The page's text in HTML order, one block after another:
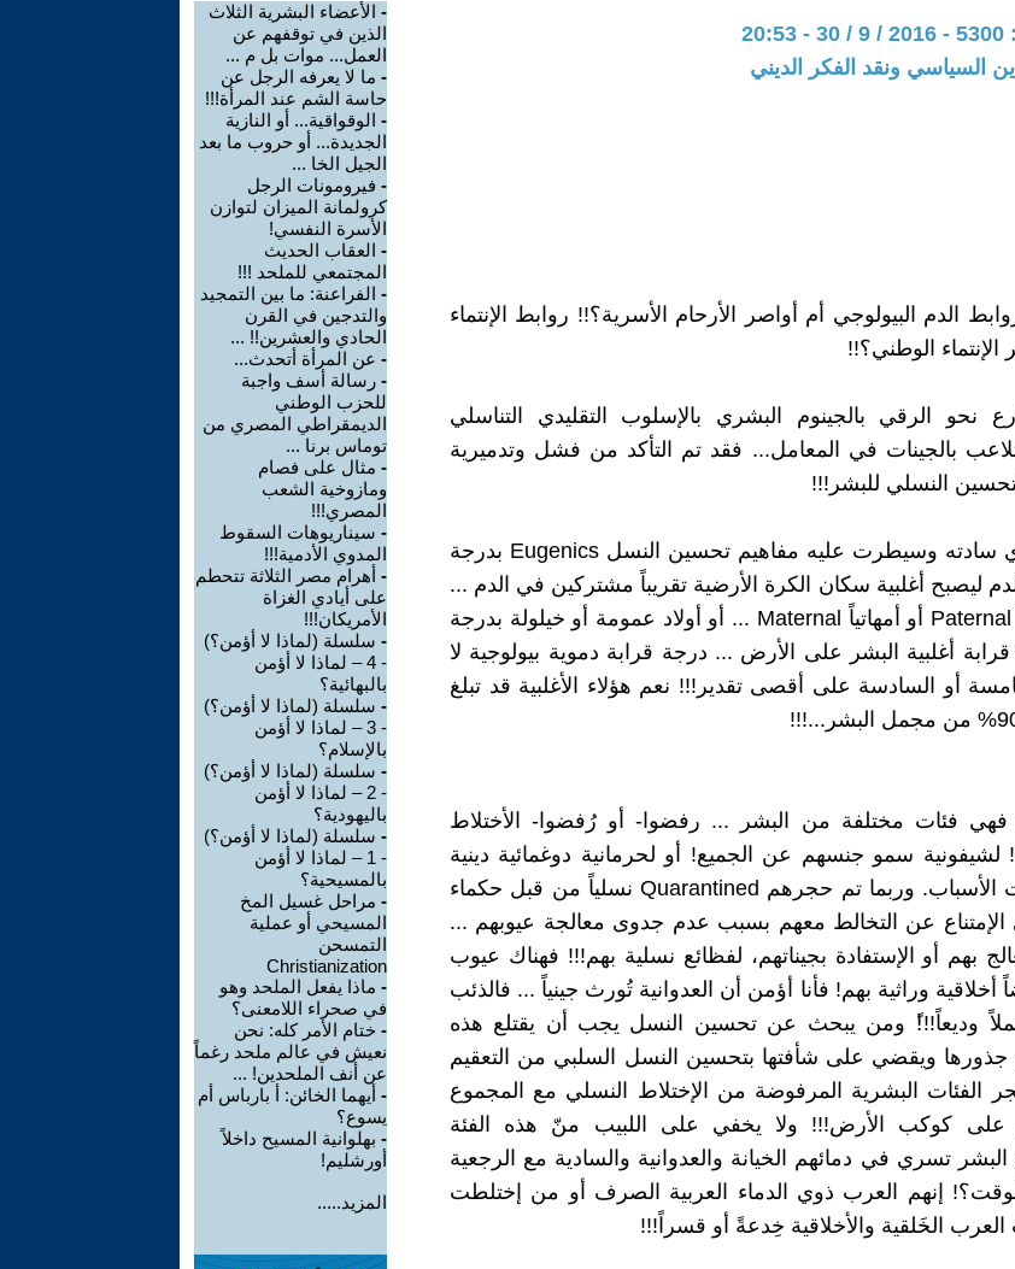
السياسي ونقد الفكر الديني
روابط الدم البيولوجي أم أواصر الأرحام الأسرية؟!! روابط الإنتماء
الإنتماء الوطني؟!!
نحو الرقي بالجينوم البشري بالإسلوب التقليدي التناسلي
بالجينات في المعامل... فقد تم التأكد من فشل وتدميرية
النسلي للبشر!!!
في هذا العالم الذي سادته وسيطرت عليه مفاهيم تحسين النسل Eugenics بدرجة
ليصبح أغلبية سكان الكرة الأرضية تقريباً مشتركين في الدم ...
فكلهم أشقاء أبائياً Paternal أو أمهاتياً Maternal ... أو أولاد عمومة أو خيلولة بدرجة
أغلبية البشر على الأرض ... درجة قرابة دموية بيولوجية لا
أو السادسة على أقصى تقدير!!! نعم هؤلاء الأغلبية قد تبلغ
فهي فئات مختلفة من البشر ... رفضوا- أو رُفضوا- الأختلاط
لشيفونية سمو جنسهم عن الجميع! أو لحرمانية دوغمائية دينية
يتبعونها أو أي كانت الأسباب. وربما تم حجرهم Quarantined نسلياً من قبل حكماء
الإمتناع عن التخالط معهم بسبب عدم جدوى معالجة عيوبهم ...
بهم أو الإستفادة بجيناتهم، لفظائع نسلية بهم!!! فهناك عيوب
أخلاقية وراثية بهم! فأنا أؤمن أن العدوانية تُورث جينياً ... فالذئب
وديعاً!!!ً ومن يبحث عن تحسين النسل يجب أن يقتلع هذه
جذورها ويقضي على شأفتها بتحسين النسل السلبي من التعقيم
الفئات البشرية المرفوضة من الإختلاط النسلي مع المجموع
على كوكب الأرض!!! ولا يخفي على اللبيب منّ هذه الفئة
تسري في دمائهم الخيانة والعدوانية والسادية مع الرجعية
إنهم العرب ذوي الدماء العربية الصرف أو من إختلطت
الخَلقية والأخلاقية خِدعةً أو قسراً!!!
- الأعضاء البشرية الثلاث
الذين في توقفهم عن
العمل... موات بل م ...
- ما لا يعرفه الرجل عن
حاسة الشم عند المرأة!!!
- الوقواقية... أو النازية
الجديدة... أو حروب ما بعد
الجيل الخا ...
- فيرومونات الرجل
كرولمانة الميزان لتوازن
الأسرة النفسي!
- العقاب الحديث
المجتمعي للملحد !!!
- الفراعنة: ما بين التمجيد
والتدجين في القرن
الحادي والعشرين!! ...
- عن المرأة أتحدث...
- رسالة أسف واجبة
للحزب الوطني
الديمقراطي المصري من
توماس برنا ...
- مثال على فصام
ومازوخية الشعب
المصري!!!
- سيناريوهات السقوط
المدوي الأدمية!!!
- أهرام مصر الثلاثة تتحطم
على أيادي الغزاة
الأمريكان!!!
- سلسلة (لماذا لا أؤمن؟)
- 4 – لماذا لا أؤمن
بالبهائية؟
- سلسلة (لماذا لا أؤمن؟)
- 3 – لماذا لا أؤمن
بالإسلام؟
- سلسلة (لماذا لا أؤمن؟)
- 2 – لماذا لا أؤمن
باليهودية؟
- سلسلة (لماذا لا أؤمن؟)
- 1 – لماذا لا أؤمن
بالمسيحية؟
- مراحل غسيل المخ
المسيحي أو عملية
التمسحن
Christianization
- ماذا يفعل الملحد وهو
في صحراء اللامعنى؟
- ختام الأمر كله: نحن
نعيش في عالم ملحد رغماً
عن أنف الملحدين! ...
- أيهما الخائن: أ بارباس أم
يسوع؟
- بهلوانية المسيح داخلاً
أورشليم!
المزيد.....